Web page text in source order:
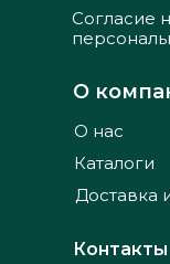
О нас
Согласие
Каталоги
Доставка
О
Контакты